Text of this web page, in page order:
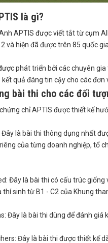
là gì?
APTIS được viết tắt từ cụm
và hiện đã được trên 85 quốc
phát triển bởi các chuyên
quả đáng tin cậy cho các đơn
bài thi cho các đối
chỉ APTIS được thiết kế
là bài thi thông dụng nhất
của từng doanh nghiệp, tổ
Đây là bài thi có cấu trúc
sinh từ B1 - C2 của Khung
Đây là bài thi dùng để đánh giá
Đây là bài thi được thiết kế